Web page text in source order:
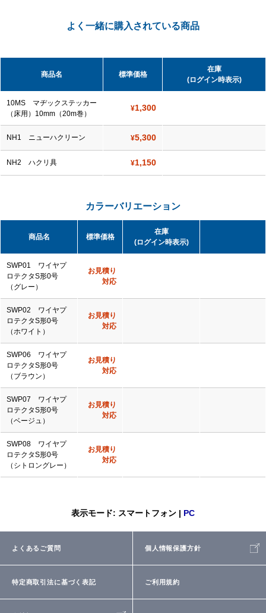
よく一緒に購入されている商品
商品名 標準価格
在庫
(ログイン時表示)
10MS マヂックステッカー
（床用）10mm（20m巻）
¥1,300
NH1 ニューハクリーン ¥5,300
NH2 ハクリ具 ¥1,150
カラーバリエーション
商品名 標準価格
在庫
(ログイン時表示)
SWP01 ワイヤプ
ロテクタS形0号
（グレー）
お見積り
対応
SWP02 ワイヤプ
ロテクタS形0号
（ホワイト）
お見積り
対応
SWP06 ワイヤプ
ロテクタS形0号
（ブラウン）
お見積り
対応
SWP07 ワイヤプ
ロテクタS形0号
（ベージュ）
お見積り
対応
SWP08 ワイヤプ
ロテクタS形0号
（シトロングレー）
お見積り
対応
表示モード: スマートフォン | PC
よくあるご質問 個人情報保護方針
特定商取引法に基づく表記 ご利用規約